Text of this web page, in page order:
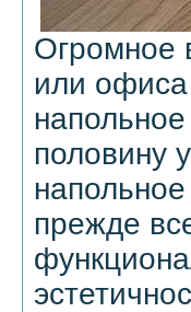
Огромное
или
половину
прежде